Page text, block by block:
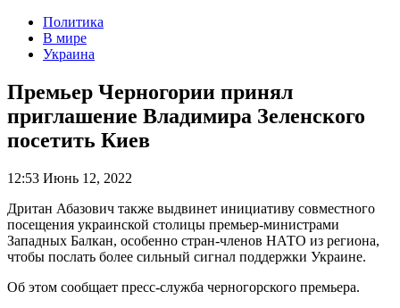
Политика
В мире
Украина
Премьер Черногории принял
приглашение Владимира Зеленского
посетить Киев
12:53 Июнь 12, 2022
Дритан Абазович также выдвинет инициативу совместного
посещения украинской столицы премьер-министрами
Западных Балкан, особенно стран-членов НАТО из региона,
чтобы послать более сильный сигнал поддержки Украине.
Об этом сообщает пресс-служба черногорского премьера.